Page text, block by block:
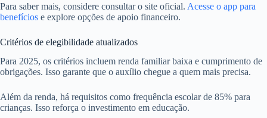
Para saber mais, considere consultar o site oficial. Acesse o app para
benefícios e explore opções de apoio financeiro.
Critérios de elegibilidade atualizados
Para 2025, os critérios incluem renda familiar baixa e cumprimento de
obrigações. Isso garante que o auxílio chegue a quem mais precisa.
Além da renda, há requisitos como frequência escolar de 85% para
crianças. Isso reforça o investimento em educação.